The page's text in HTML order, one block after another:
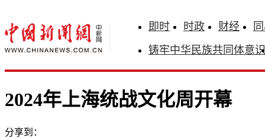
即时 时政 财经
铸牢中华民族共同体意识
2024年上海统战文化周开幕
分享到：